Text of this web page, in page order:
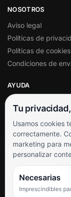
NOSOTROS
Aviso legal
Políticas de
Políticas de cookies
Condiciones de
AYUDA
Soporte al cliente
Contacto
Términos y
Preguntas
SÍGUENOS
Facebook
Tu
Usamos cookies
correctamente.
marketing para
personalizar
Necesarias
Imprescindibles